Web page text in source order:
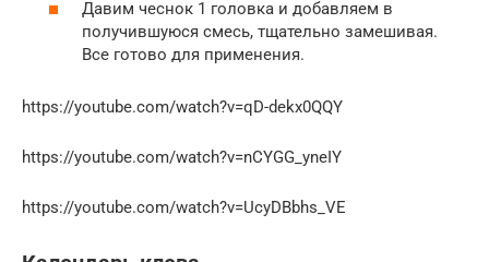
Давим чеснок 1 головка и добавляем в
получившуюся смесь, тщательно замешивая.
Все готово для применения.
https://youtube.com/watch?v=qD-dekx0QQY
https://youtube.com/watch?v=nCYGG_yneIY
https://youtube.com/watch?v=UcyDBbhs_VE